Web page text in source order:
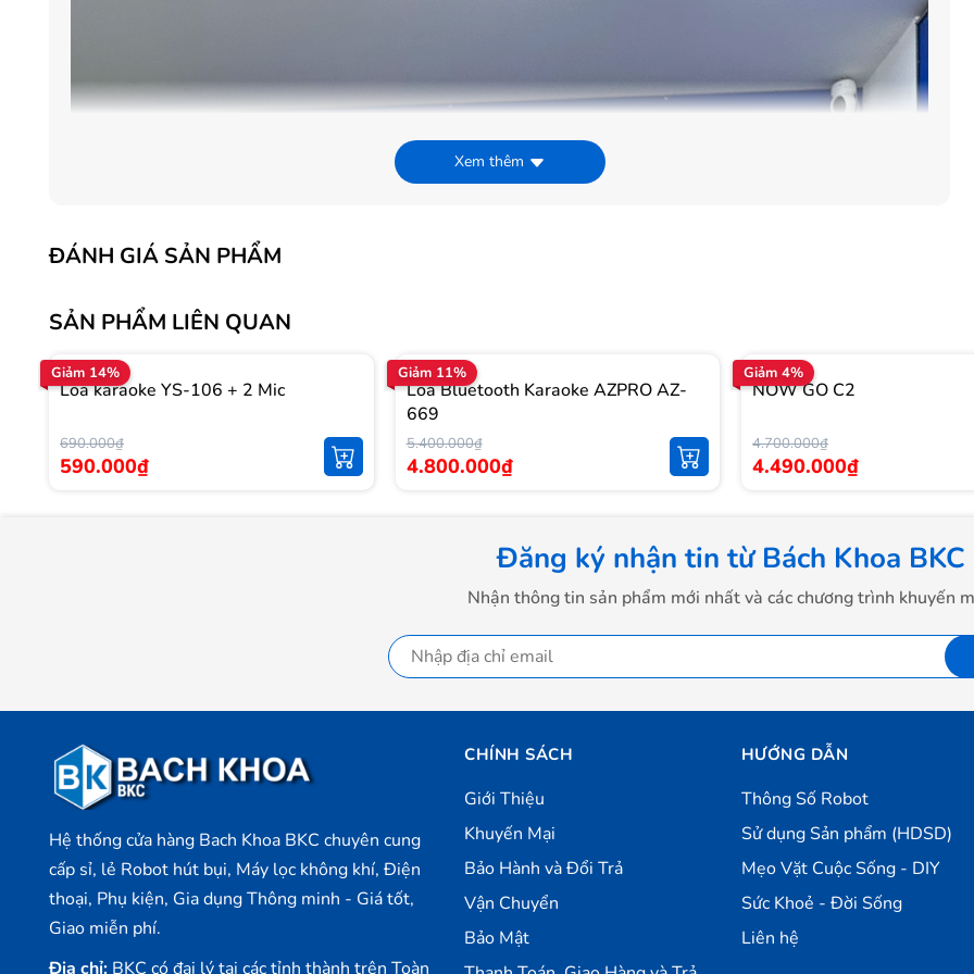
Xem thêm
ĐÁNH GIÁ SẢN PHẨM
SẢN PHẨM LIÊN QUAN
Giảm 14%
Loa karaoke YS-106 + 2 Mic
690.000₫
590.000₫
Giảm 11%
Loa Bluetooth Karaoke AZPRO AZ-
669
5.400.000₫
4.800.000₫
Giảm 4%
NOW GO C2
4.700.000₫
4.490.000₫
Đăng ký nhận tin từ Bách Khoa BKC
Nhận thông tin sản phẩm mới nhất và các chương trình khuyến
Hệ thống cửa hàng Bach Khoa BKC chuyên cung
cấp sỉ, lẻ Robot hút bụi, Máy lọc không khí, Điện
thoại, Phụ kiện, Gia dụng Thông minh - Giá tốt,
Giao miễn phí.
Địa chỉ: BKC có đại lý tại các tỉnh thành trên Toàn
CHÍNH SÁCH
Giới Thiệu
Khuyến Mại
Bảo Hành và Đổi Trả
Vận Chuyển
Bảo Mật
HƯỚNG DẪN
Thông Số Robot
Sử dụng Sản phẩm (HDSD)
Mẹo Vặt Cuộc Sống - DIY
Sức Khoẻ - Đời Sống
Liên hệ